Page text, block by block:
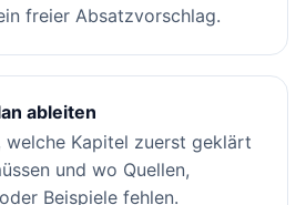
freier Absatzvorschlag.
ableiten
welche Kapitel zuerst geklärt
und wo Quellen,
Beispiele fehlen.